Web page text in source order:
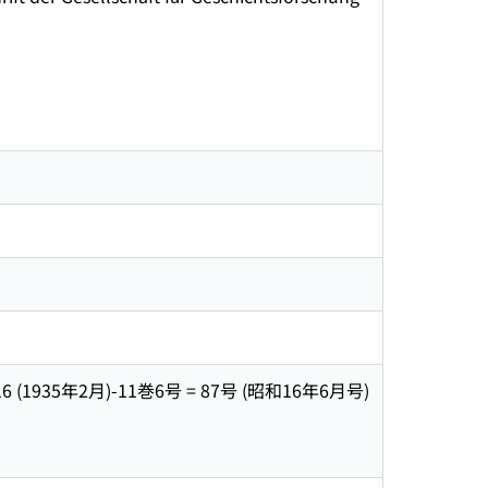
(1935年2月)-11巻6号 = 87号 (昭和16年6月号)